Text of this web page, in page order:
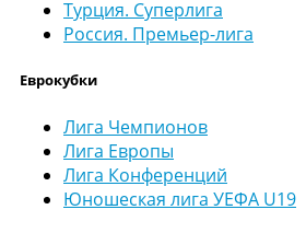
Турция. Суперлига
Россия. Премьер-лига
Еврокубки
Лига Чемпионов
Лига Европы
Лига Конференций
Юношеская лига УЕФА U19